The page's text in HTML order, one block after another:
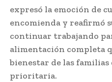
expresó la emoción de
encomienda y reafirmó
continuar trabajando
alimentación completa
bienestar de las
prioritaria.